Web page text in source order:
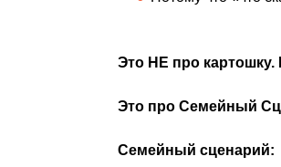
Это НЕ про картошку.
Это про Семейный
Семейный сценарий: